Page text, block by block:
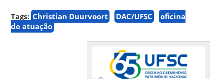
Tags: Christian Duurvoort DAC/UFSC
oficina
de atuação